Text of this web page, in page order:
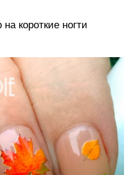
короткие ногти